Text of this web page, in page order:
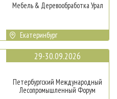
Мебель & Деревообработка Урал
Екатеринбург
29-30.09.2026
Петербургский Международный
Лесопромышленный Форум